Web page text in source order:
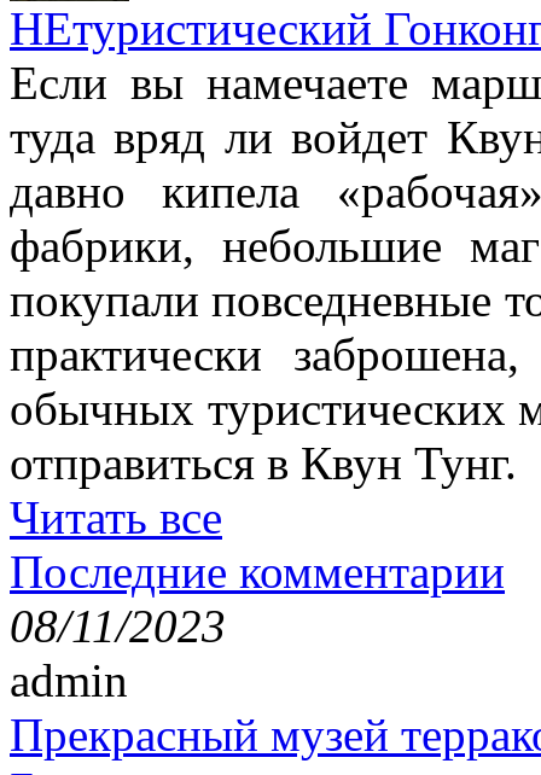
НЕтуристический
Если вы намечаете
туда вряд ли войдет
давно кипела
фабрики, небольшие
покупали повседневные
практически
обычных туристических
отправиться в Квун Тунг.
Читать все
Последние комментарии
08/11/2023
admin
Прекрасный музей